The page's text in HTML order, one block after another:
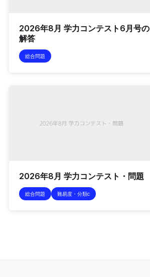
2026年8月 学力コンテスト6月号の
解答
総合問題
2026年8月 学力コンテスト・問題
総合問題 難易度・分類c